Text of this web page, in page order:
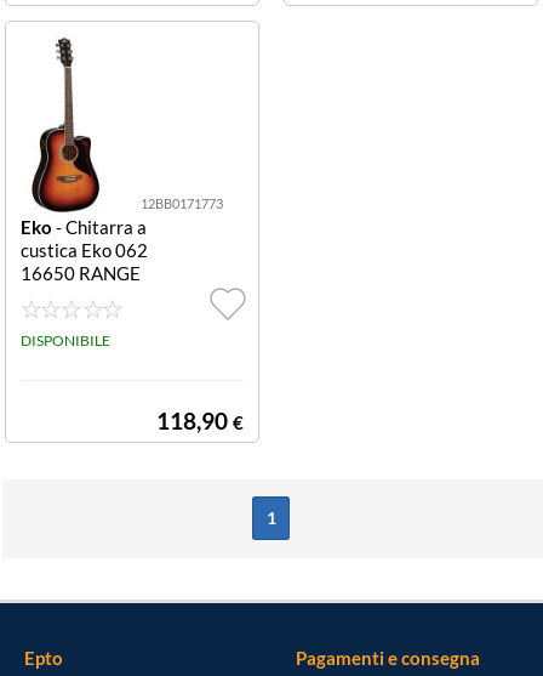
12BB0171773
Eko - Chitarra a
custica Eko 062
16650 RANGE
R Cw Eq Brown
sunburst Cw Eq
DISPONIBILE
118,90 €
1
Epto Pagamenti e consegna